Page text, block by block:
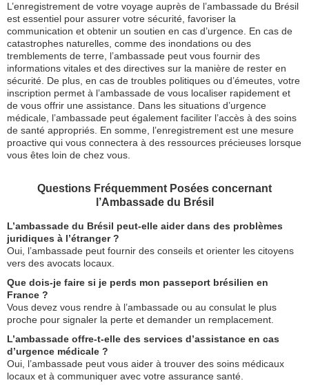
L’enregistrement de votre voyage auprès de l’ambassade du Brésil
est essentiel pour assurer votre sécurité, favoriser la
communication et obtenir un soutien en cas d’urgence. En cas de
catastrophes naturelles, comme des inondations ou des
tremblements de terre, l’ambassade peut vous fournir des
informations vitales et des directives sur la manière de rester en
sécurité. De plus, en cas de troubles politiques ou d’émeutes, votre
inscription permet à l’ambassade de vous localiser rapidement et
de vous offrir une assistance. Dans les situations d’urgence
médicale, l’ambassade peut également faciliter l’accès à des soins
de santé appropriés. En somme, l’enregistrement est une mesure
proactive qui vous connectera à des ressources précieuses lorsque
vous êtes loin de chez vous.
Questions Fréquemment Posées concernant
l’Ambassade du Brésil
L’ambassade du Brésil peut-elle aider dans des problèmes
juridiques à l’étranger ?
Oui, l’ambassade peut fournir des conseils et orienter les citoyens
vers des avocats locaux.
Que dois-je faire si je perds mon passeport brésilien en
France ?
Vous devez vous rendre à l’ambassade ou au consulat le plus
proche pour signaler la perte et demander un remplacement.
L’ambassade offre-t-elle des services d’assistance en cas
d’urgence médicale ?
Oui, l’ambassade peut vous aider à trouver des soins médicaux
locaux et à communiquer avec votre assurance santé.